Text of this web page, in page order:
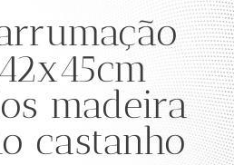
madeira
castanho